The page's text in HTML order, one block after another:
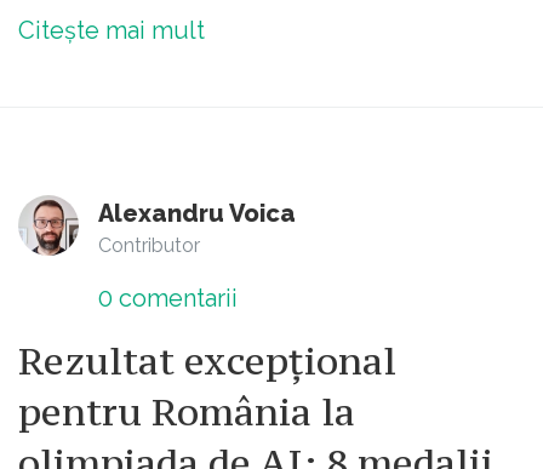
Citește mai mult
Alexandru Voica
Contributor
0 comentarii
Rezultat excepțional
pentru România la